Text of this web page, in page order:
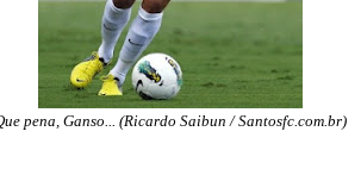
pena, Ganso... (Ricardo Saibun / Santosfc.com.br)